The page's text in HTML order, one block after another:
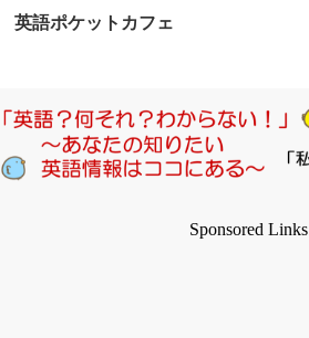
英語ポケットカフェ
Sponsored Links